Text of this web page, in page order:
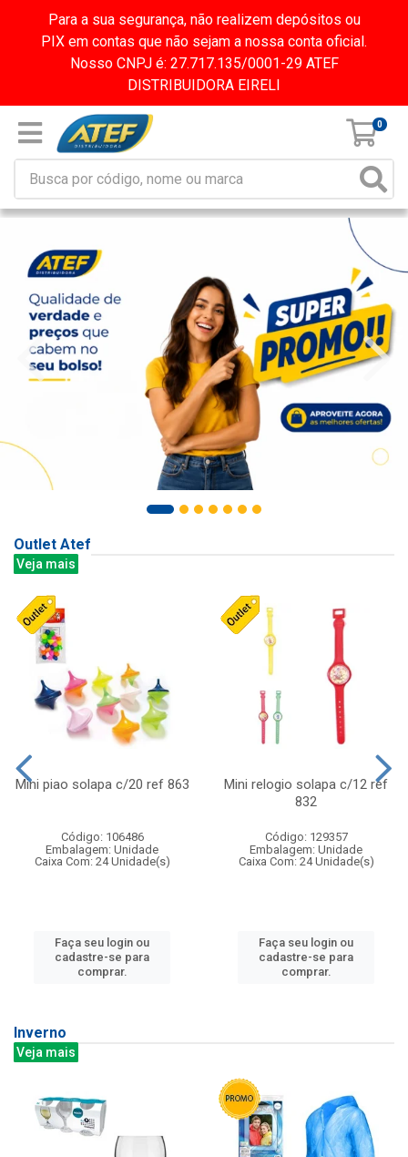
Para a sua segurança, não realizem depósitos ou
PIX em contas que não sejam a nossa conta oficial.
Nosso CNPJ é: 27.717.135/0001-29 ATEF
DISTRIBUIDORA EIRELI
0
Outlet Atef
Veja mais
Mini piao solapa c/20 ref 863
Código: 106486
Embalagem: Unidade
Caixa Com: 24 Unidade(s)
Faça seu login ou
cadastre-se para
comprar.
Mini relogio solapa c/12 ref
832
Código: 129357
Embalagem: Unidade
Caixa Com: 24 Unidade(s)
Faça seu login ou
cadastre-se para
comprar.
Inverno
Veja mais